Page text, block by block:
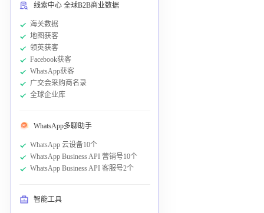
线索中心 全球B2B商业数据
海关数据
地图获客
领英获客
Facebook获客
WhatsApp获客
广交会采购商名录
全球企业库
WhatsApp多聊助手
WhatsApp 云设备10个
WhatsApp Business API 营销号10个
WhatsApp Business API 客服号2个
智能工具